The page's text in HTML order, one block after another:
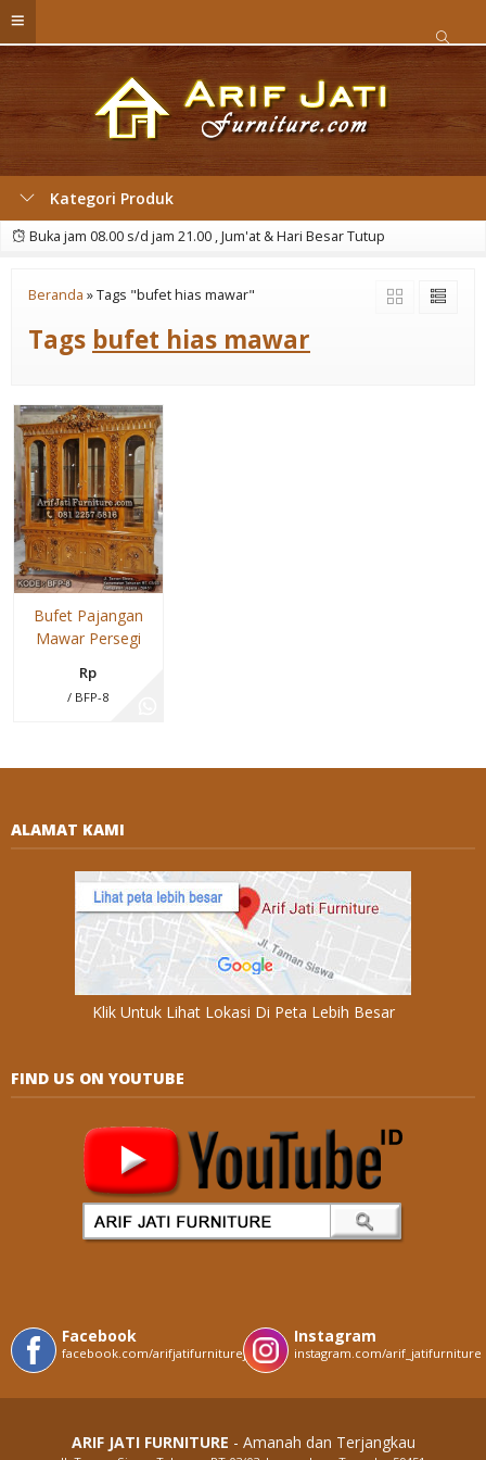
Kategori Produk
Buka jam 08.00 s/d jam 21.00 , Jum'at & Hari Besar Tutup
Beranda »Tags "bufet hias mawar"
Tags bufet hias mawar
Bufet Pajangan
Mawar Persegi
Rp
/ BFP-8
ALAMAT KAMI
Klik Untuk Lihat Lokasi Di Peta Lebih Besar
FIND US ON YOUTUBE
Facebook
facebook.com/arifjatifurniturejepara
Instagram
instagram.com/arif_jatifurniture
ARIF JATI FURNITURE - Amanah dan Terjangkau